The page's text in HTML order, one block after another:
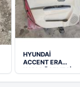
HYUNDAİ
ACCENT ERA
KAPI DÖSEMESİ